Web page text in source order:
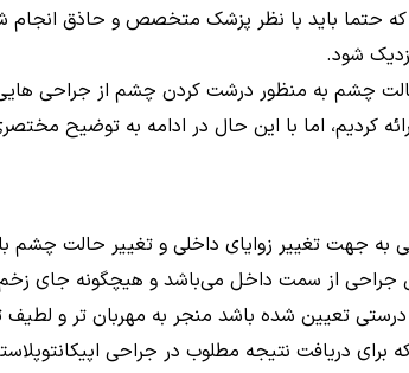
باید با نظر پزشک متخصص و حاذق انجام
شود.
چشم به منظور درشت کردن چشم از جراحی هایی
کردیم، اما با این حال در ادامه به توضیح
به جهت تغییر زوایای داخلی و تغییر حالت
جراحی از سمت داخل می‌باشد و هیچگونه جای زخم
به درستی تعیین شده باشد منجر به مهربان تر و
برای دریافت نتیجه مطلوب در جراحی